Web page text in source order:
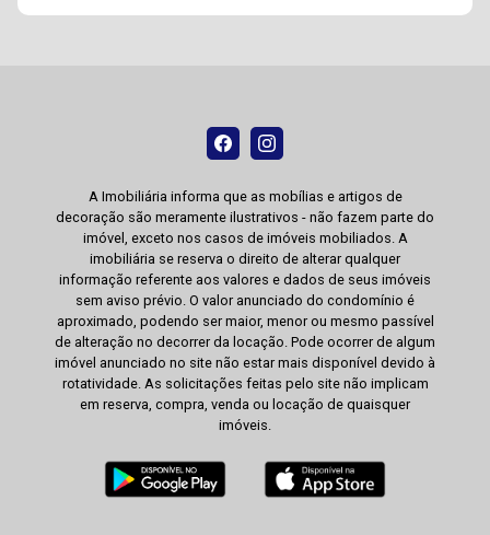
A Imobiliária informa que as mobílias e artigos de
decoração são meramente ilustrativos - não fazem parte do
imóvel, exceto nos casos de imóveis mobiliados. A
imobiliária se reserva o direito de alterar qualquer
informação referente aos valores e dados de seus imóveis
sem aviso prévio. O valor anunciado do condomínio é
aproximado, podendo ser maior, menor ou mesmo passível
de alteração no decorrer da locação. Pode ocorrer de algum
imóvel anunciado no site não estar mais disponível devido à
rotatividade. As solicitações feitas pelo site não implicam
em reserva, compra, venda ou locação de quaisquer
imóveis.